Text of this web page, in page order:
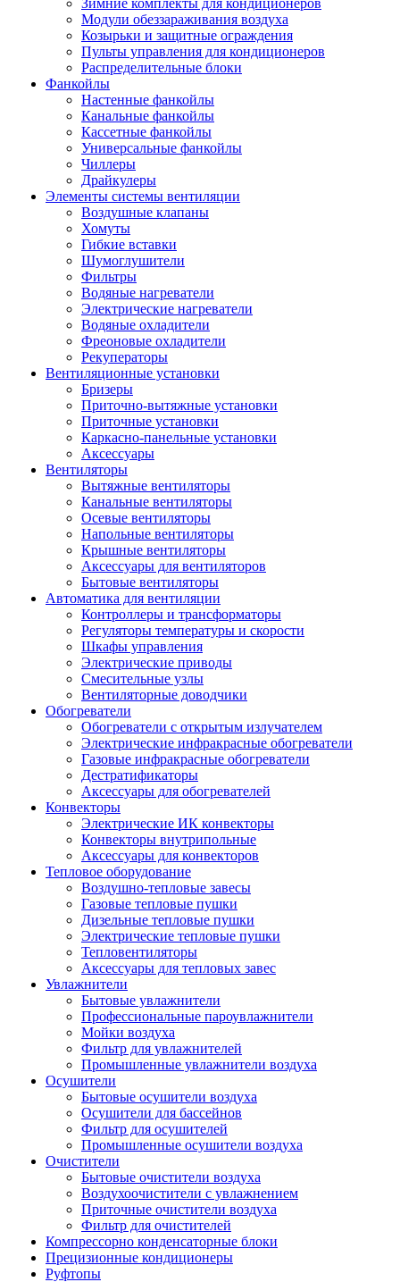
Зимние комплекты для кондиционеров
Модули обеззараживания воздуха
Козырьки и защитные ограждения
Пульты управления для кондиционеров
Распределительные блоки
Фанкойлы
Настенные фанкойлы
Канальные фанкойлы
Кассетные фанкойлы
Универсальные фанкойлы
Чиллеры
Драйкулеры
Элементы системы вентиляции
Воздушные клапаны
Хомуты
Гибкие вставки
Шумоглушители
Фильтры
Водяные нагреватели
Электрические нагреватели
Водяные охладители
Фреоновые охладители
Рекуператоры
Вентиляционные установки
Бризеры
Приточно-вытяжные установки
Приточные установки
Каркасно-панельные установки
Аксессуары
Вентиляторы
Вытяжные вентиляторы
Канальные вентиляторы
Осевые вентиляторы
Напольные вентиляторы
Крышные вентиляторы
Аксессуары для вентиляторов
Бытовые вентиляторы
Автоматика для вентиляции
Контроллеры и трансформаторы
Регуляторы температуры и скорости
Шкафы управления
Электрические приводы
Смесительные узлы
Вентиляторные доводчики
Обогреватели
Обогреватели с открытым излучателем
Электрические инфракрасные обогреватели
Газовые инфракрасные обогреватели
Дестратификаторы
Аксессуары для обогревателей
Конвекторы
Электрические ИК конвекторы
Конвекторы внутрипольные
Аксессуары для конвекторов
Тепловое оборудование
Воздушно-тепловые завесы
Газовые тепловые пушки
Дизельные тепловые пушки
Электрические тепловые пушки
Тепловентиляторы
Аксессуары для тепловых завес
Увлажнители
Бытовые увлажнители
Профессиональные пароувлажнители
Мойки воздуха
Фильтр для увлажнителей
Промышленные увлажнители воздуха
Осушители
Бытовые осушители воздуха
Осушители для бассейнов
Фильтр для осушителей
Промышленные осушители воздуха
Очистители
Бытовые очистители воздуха
Воздухоочистители с увлажнением
Приточные очистители воздуха
Фильтр для очистителей
Компрессорно конденсаторные блоки
Прецизионные кондиционеры
Руфтопы